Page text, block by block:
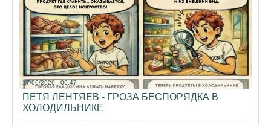
17/06/2026 - 06:47
ПЕТЯ ЛЕНТЯЕВ - ГРОЗА БЕСПОРЯДКА В
ХОЛОДИЛЬНИКЕ